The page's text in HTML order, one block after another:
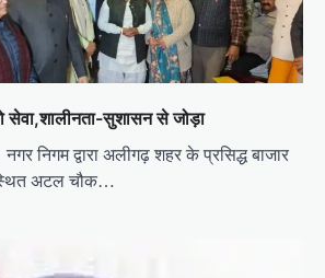
सेवा,शालीनता-सुशासन से जोड़ा
निगम द्वारा अलीगढ़ शहर के प्रसिद्ध बाजार
स्थित अटल चौक…